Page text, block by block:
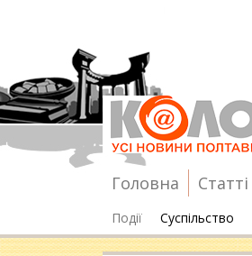
Головна Статті
Події Суспільство